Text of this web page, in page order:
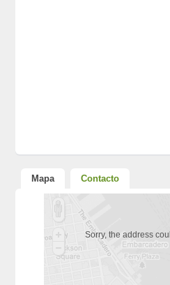
Mapa Contacto
Sorry, the address